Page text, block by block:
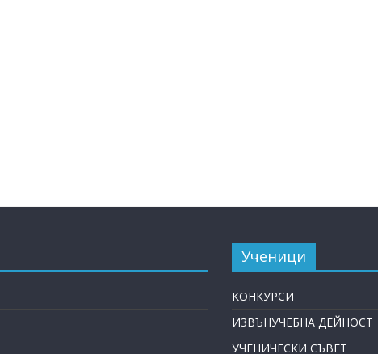
Ученици
КОНКУРСИ
ИЗВЪНУЧЕБНА ДЕЙНОСТ
УЧЕНИЧЕСКИ СЪВЕТ